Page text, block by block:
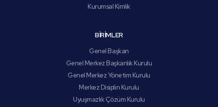
Kurumsal Kimlik
BİRİMLER
Genel Başkan
Genel Merkez Başkanlık Kurulu
Genel Merkez Yönetim Kurulu
Merkez Disiplin Kurulu
Uyuşmazlık Çözüm Kurulu